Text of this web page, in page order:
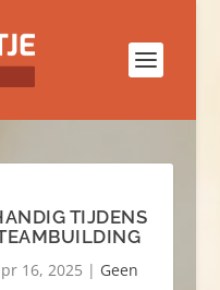
TIJDENS
16, 2025 | Geen